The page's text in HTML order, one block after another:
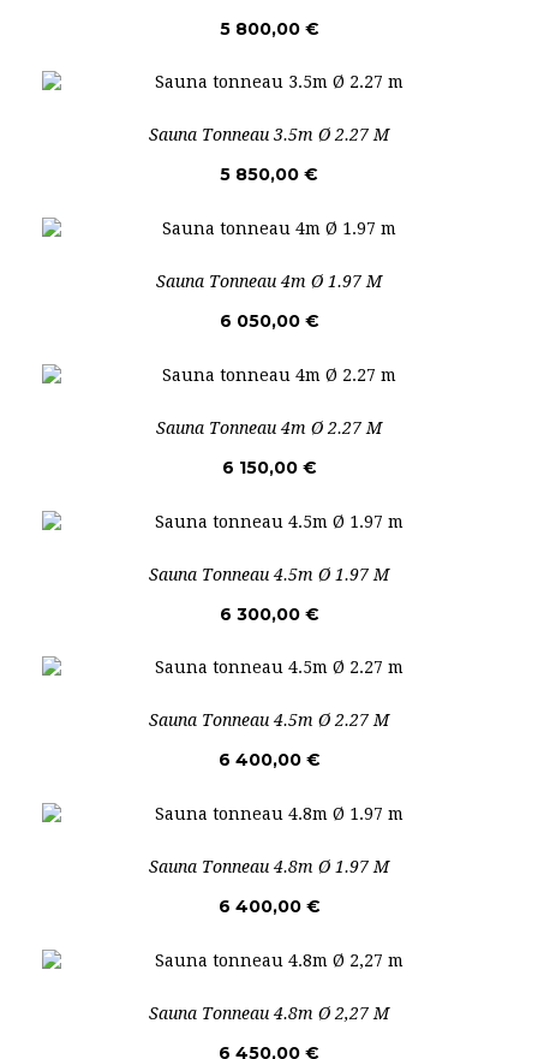
5 800,00 €
Sauna Tonneau 3.5m Ø 2.27 M
5 850,00 €
Sauna Tonneau 4m Ø 1.97 M
6 050,00 €
Sauna Tonneau 4m Ø 2.27 M
6 150,00 €
Sauna Tonneau 4.5m Ø 1.97 M
6 300,00 €
Sauna Tonneau 4.5m Ø 2.27 M
6 400,00 €
Sauna Tonneau 4.8m Ø 1.97 M
6 400,00 €
Sauna Tonneau 4.8m Ø 2,27 M
6 450,00 €